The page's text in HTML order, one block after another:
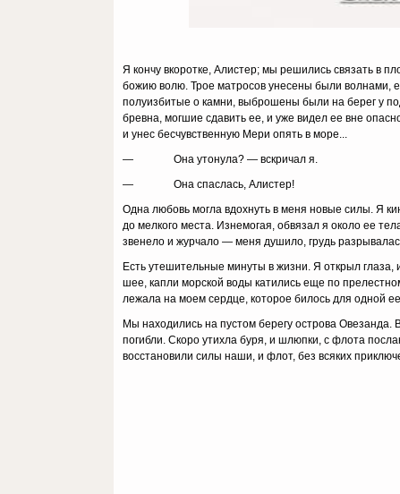
Я кончу вкоротке, Алистер; мы решились связать в
божию волю. Трое матросов унесены были волнами,
полуизбитые о камни, выброшены были на берег у
бревна, могшие сдавить ее, и уже видел ее вне
и унес бесчувственную Мери опять в море...
— Она утонула? — вскричал я.
— Она спаслась, Алистер!
Одна любовь могла вдохнуть в меня новые силы. Я
до мелкого места. Изнемогая, обвязал я около ее
звенело и журчало — меня душило, грудь
Есть утешительные минуты в жизни. Я открыл
шее, капли морской воды катились еще по
лежала на моем сердце, которое билось для одной
Мы находились на пустом берегу острова
погибли. Ско­ро утихла буря, и шлюпки, с флота
восстановили силы наши, и флот, без всяких